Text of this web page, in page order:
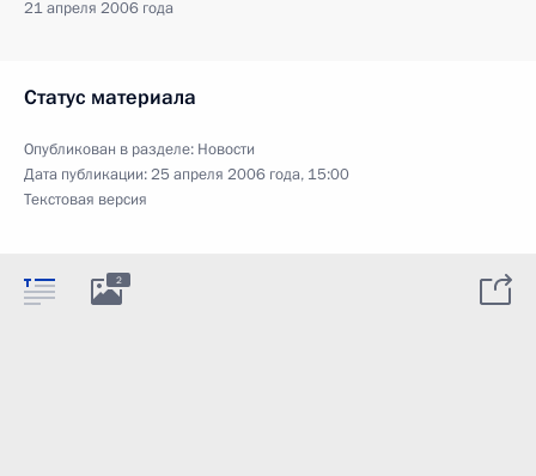
21 апреля 2006 года
Статус материала
Опубликован в разделе: Новости
Дата публикации:25 апреля 2006 года, 15:00
Текстовая версия
2